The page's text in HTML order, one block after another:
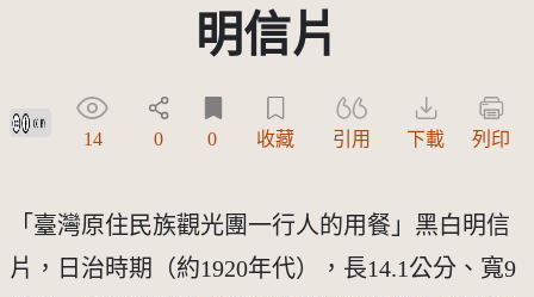
明信片
創用CC姓名標示 3.0 台灣及其後版本(CC BY 3.0 TW +)
14 0 0 收藏 引用 下載 列印
「臺灣原住民族觀光團一行人的用餐」黑白明信
片，日治時期（約1920年代），長14.1公分、寬9